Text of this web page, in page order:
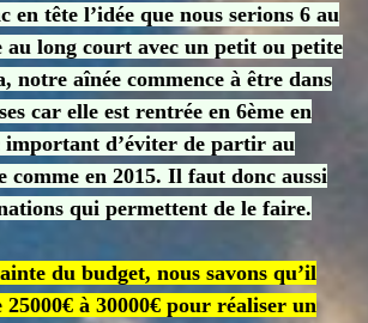
en tête l’idée que nous serions 6 au
long court avec un petit ou petite
notre aînée commence à être dans
car elle est rentrée en 6ème en
important d’éviter de partir au
comme en 2015. Il faut donc aussi
qui permettent de le faire.
du budget, nous savons qu’il
à 30000€ pour réaliser un